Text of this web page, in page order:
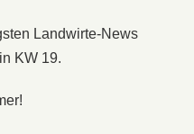
Landwirte-News
KW 19.